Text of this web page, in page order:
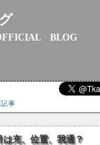
BLOG
事
は充、位置、我通？